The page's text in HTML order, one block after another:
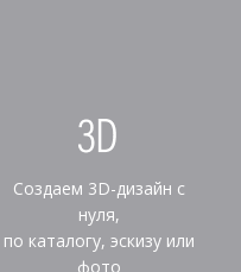
Создаем 3D-дизайн с
нуля,
по каталогу, эскизу или
фото